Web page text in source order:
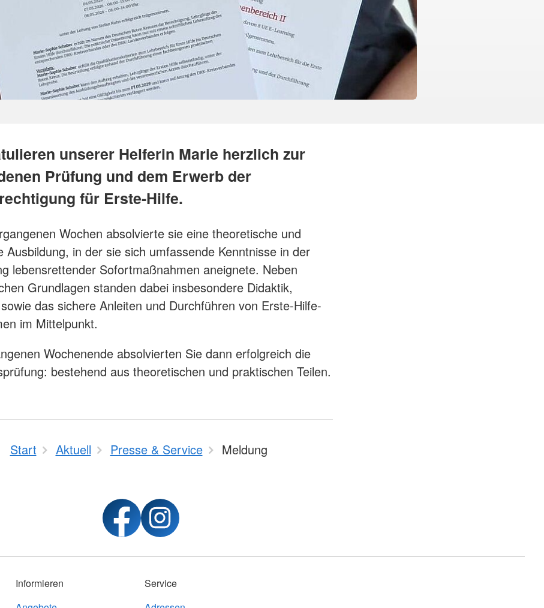
unserer Helferin Marie herzlich zur
Prüfung und dem Erwerb der
für Erste-Hilfe.
Wochen absolvierte sie eine theoretische und
Ausbildung, in der sie sich umfassende Kenntnisse in der
lebensrettender Sofortmaßnahmen aneignete. Neben
Grundlagen standen dabei insbesondere Didaktik,
das sichere Anleiten und Durchführen von Erste-Hilfe-
im Mittelpunkt.
Wochenende absolvierten Sie dann erfolgreich die
bestehend aus theoretischen und praktischen Teilen.
Start Aktuell Presse & Service Meldung
Informieren
Service